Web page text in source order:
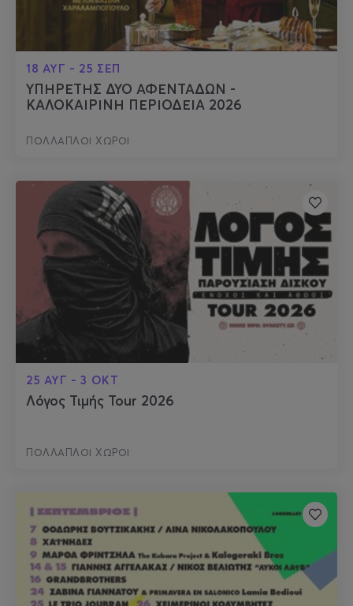
18 ΑΥΓ - 25 ΣΕΠ
ΥΠΗΡΕΤΗΣ ΔΥΟ ΑΦΕΝΤΑΔΩΝ -
ΚΑΛΟΚΑΙΡΙΝΗ ΠΕΡΙΟΔΕΙΑ 2026
ΠΟΛΛΑΠΛΟΙ ΧΩΡΟΙ
25 ΑΥΓ - 3 ΟΚΤ
Λόγος Τιμής Tour 2026
ΠΟΛΛΑΠΛΟΙ ΧΩΡΟΙ